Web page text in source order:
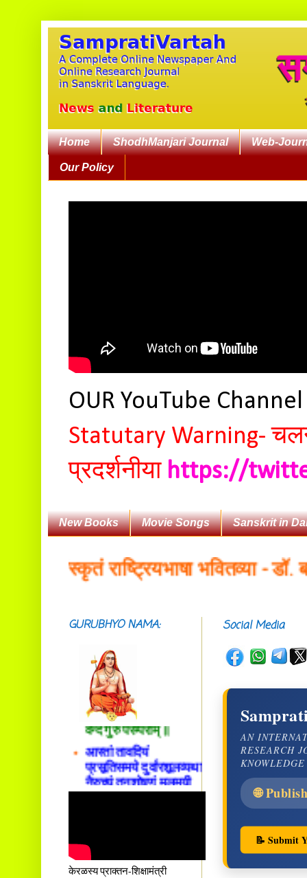
Home ShodhManjari Journal Web-
Our Policy
OUR YouTube
Statutary Warning-
प्रदर्शनीया https://
New Books Movie Songs Sanskrit in
संस्कृतं राष्ट्रियभाषा भवितव्या - डॉ.
Social Media
AN
RESEARCH
🌐
📝 Submit
GURUBHYO NAMA:
सदाशिवसमारम्भां
शङ्कराचार्य मध्यमाम्।
अस्मदाचार्यपर्यन्तां
वन्दे गुरु परम्पराम् ॥
आस्तां तावदियं
प्रसूतिसमये दुर्वारशूलव्यथा
नैरुच्यं तनुशोषणं मलमयी
शय्या च सांवत्सरी ।
तनयस्तस्यैः जनन्यै
नमः॥–
केरळस्य प्राक्तन-शिक्षामंत्री